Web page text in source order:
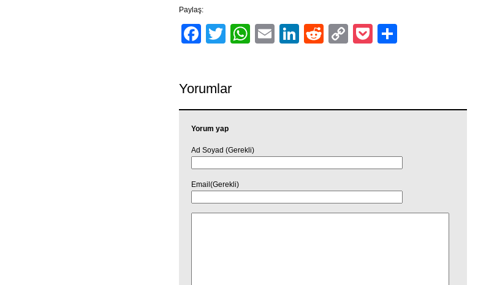
Paylaş:
Facebook
TwitterWhatsApp
EmailLinkedIn
RedditCopyPocket
Yorumlar
Yorum yap
Ad Soyad (Gerekli)
Email(Gerekli)